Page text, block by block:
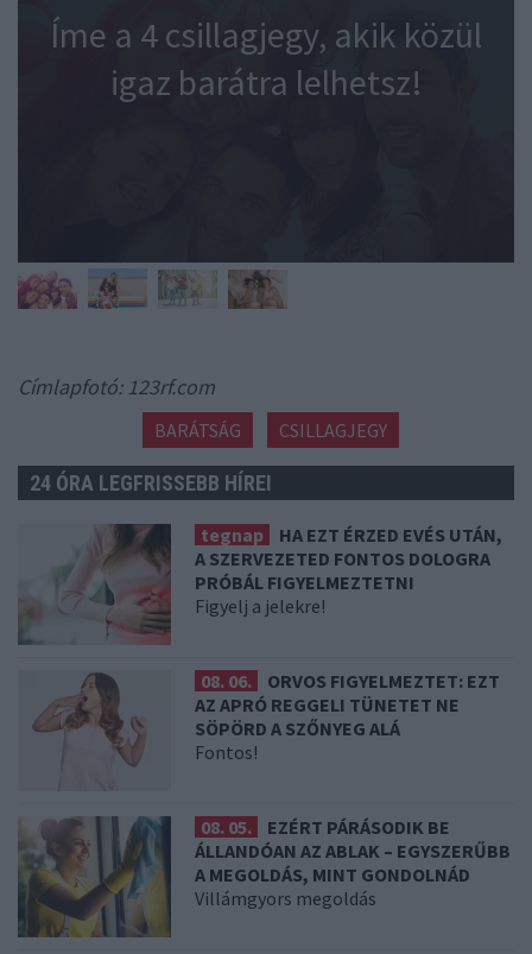
Íme a 4 csillagjegy, akik közül
igaz barátra lelhetsz!
Címlapfotó: 123rf.com
BARÁTSÁG CSILLAGJEGY
24 ÓRA LEGFRISSEBB HÍREI
tegnap
HA EZT ÉRZED EVÉS UTÁN,
A SZERVEZETED FONTOS DOLOGRA
PRÓBÁL FIGYELMEZTETNI
Figyelj a jelekre!
08. 06.
ORVOS FIGYELMEZTET: EZT
AZ APRÓ REGGELI TÜNETET NE
SÖPÖRD A SZŐNYEG ALÁ
Fontos!
08. 05.
EZÉRT PÁRÁSODIK BE
ÁLLANDÓAN AZ ABLAK – EGYSZERŰBB
A MEGOLDÁS, MINT GONDOLNÁD
Villámgyors megoldás